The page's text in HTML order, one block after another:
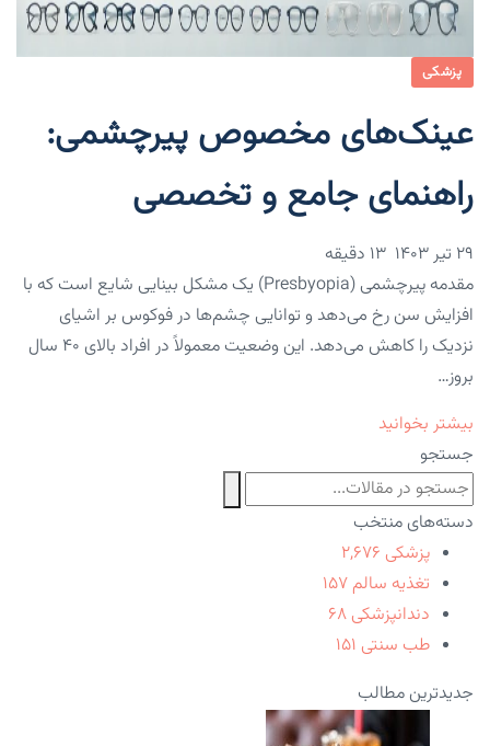
پزشکی
عینک‌های مخصوص پیرچشمی:
راهنمای جامع و تخصصی
۲۹ تیر ۱۴۰۳
مقدمه پیرچشمی (Presbyopia) یک مشکل بینایی شایع است که با
افزایش سن رخ می‌دهد و توانایی چشم‌ها در فوکوس بر اشیای
نزدیک را کاهش می‌دهد. این وضعیت معمولاً در افراد بالای ۴۰ سال
بروز…
بیشتر بخوانید
جستجو
دسته‌های منتخب
پزشکی ۲,۶۷۶
تغذیه سالم ۱۵۷
دندانپزشکی ۶۸
طب سنتی ۱۵۱
جدیدترین مطالب